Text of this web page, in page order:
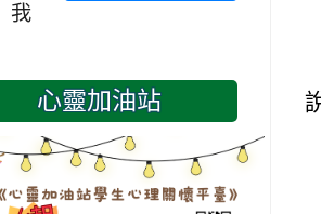
我
心靈加油站